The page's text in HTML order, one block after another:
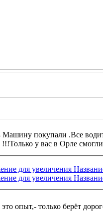
Машину покупали .Все
у вас в Орле
опыт,- только берёт